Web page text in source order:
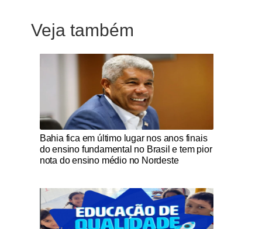
Veja também
Notícias Católicas
Bahia fica em último lugar nos anos finais
do ensino fundamental no Brasil e tem pior
nota do ensino médio no Nordeste